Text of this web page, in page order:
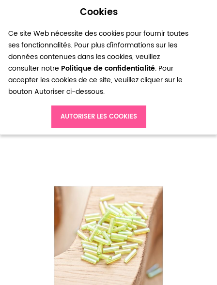
Cookies
Ce site Web nécessite des cookies pour fournir toutes
ses fonctionnalités. Pour plus d'informations sur les
données contenues dans les cookies, veuillez
consulter notre Politique de confidentialité. Pour
accepter les cookies de ce site, veuillez cliquer sur le
bouton Autoriser ci-dessous.
AUTORISER LES COOKIES
0
Perle de rocaille Tube 6mm Vert jaune x 200